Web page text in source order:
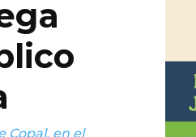
Copal, en el